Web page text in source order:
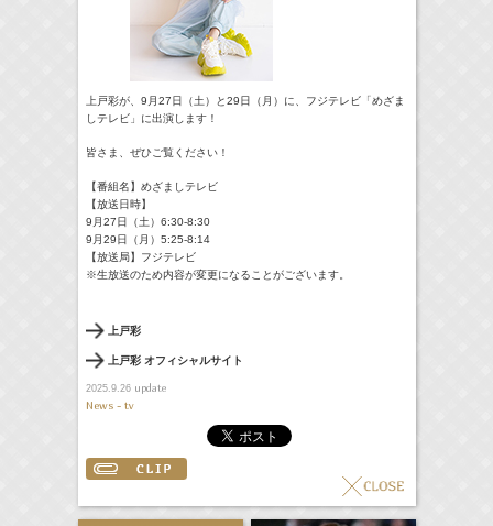
上戸彩が、9月27日（土）と29日（月）に、フジテレビ「めざま
しテレビ」に出演します！
皆さま、ぜひご覧ください！
【番組名】めざましテレビ
【放送日時】
9月27日（土）6:30-8:30
9月29日（月）5:25-8:14
【放送局】フジテレビ
※生放送のため内容が変更になることがございます。
上戸彩
上戸彩 オフィシャルサイト
2025.9.26update
News - tv